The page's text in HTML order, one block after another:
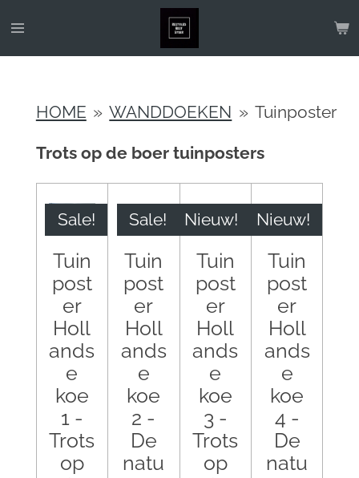
Ga
hoofdinhoud
HOME » WANDDOEKEN » Tuinposter
Trots op de boer tuinposters
Sale!
Tuin
post
er
Holl
ands
e
koe
1 -
Trots
op
Sale!
Tuin
post
er
Holl
ands
e
koe
2 -
De
natu
Nieuw!
Tuin
post
er
Holl
ands
e
koe
3 -
Trots
op
Nieuw!
Tuin
post
er
Holl
ands
e
koe
4 -
De
natu